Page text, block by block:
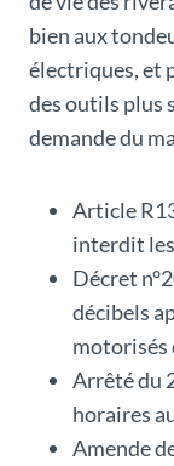
bien aux
électriques, et
des outils plus
demande du
Article
interdit
Décret
décibels
motorisés
Arrêté du
horaires
Amende